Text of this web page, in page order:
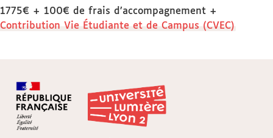
1775€ + 100€ de frais d’accompagnement +
Contribution Vie Étudiante et de Campus (CVEC)